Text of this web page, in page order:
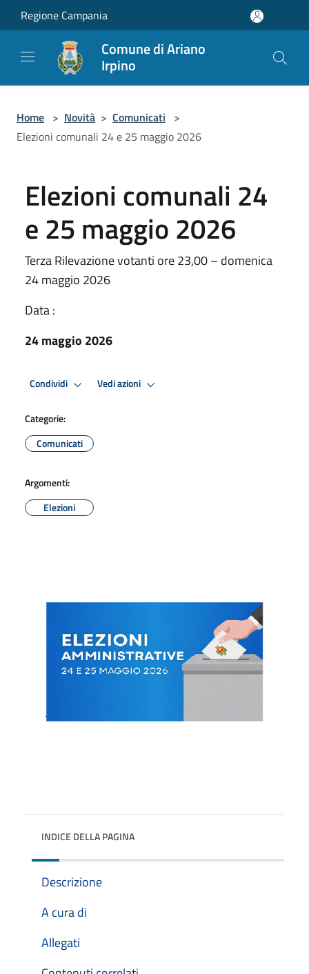
Salta al contenuto principale
Regione Campania
Comune di Ariano
Irpino
Home > Novità > Comunicati >
Elezioni comunali 24 e 25 maggio 2026
Elezioni comunali 24
e 25 maggio 2026
Terza Rilevazione votanti ore 23,00 – domenica
24 maggio 2026
Data :
24 maggio 2026
Condividi Vedi azioni
Categorie:
Comunicati
Argomenti:
Elezioni
INDICE DELLA PAGINA
Descrizione
A cura di
Allegati